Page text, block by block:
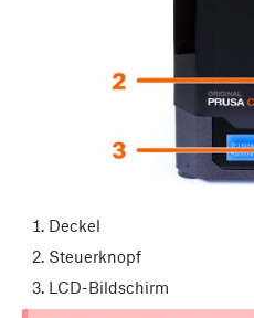
Deckel
Steuerknopf
LCD-Bildschirm